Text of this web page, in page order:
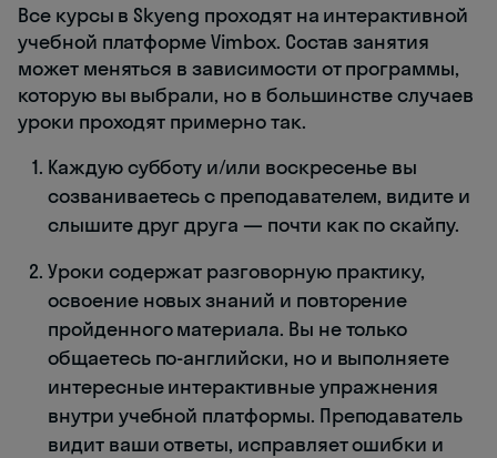
Все курсы в Skyeng проходят на интерактивной
учебной платформе Vimbox. Состав занятия
может меняться в зависимости от программы,
которую вы выбрали, но в большинстве случаев
уроки проходят примерно так.
Каждую субботу и/или воскресенье вы
созваниваетесь с преподавателем, видите и
слышите друг друга — почти как по скайпу.
Уроки содержат разговорную практику,
освоение новых знаний и повторение
пройденного материала. Вы не только
общаетесь по-английски, но и выполняете
интересные интерактивные упражнения
внутри учебной платформы. Преподаватель
видит ваши ответы, исправляет ошибки и